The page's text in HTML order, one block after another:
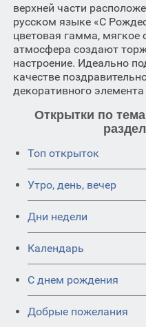
верхней части
русском языке «С
цветовая гамма, мягкое
атмосфера создают
настроение. Идеально
качестве
декоративного
Открытки по
Топ открыток
Утро, день, вечер
Дни недели
Календарь
C днем рождения
Добрые пожелания